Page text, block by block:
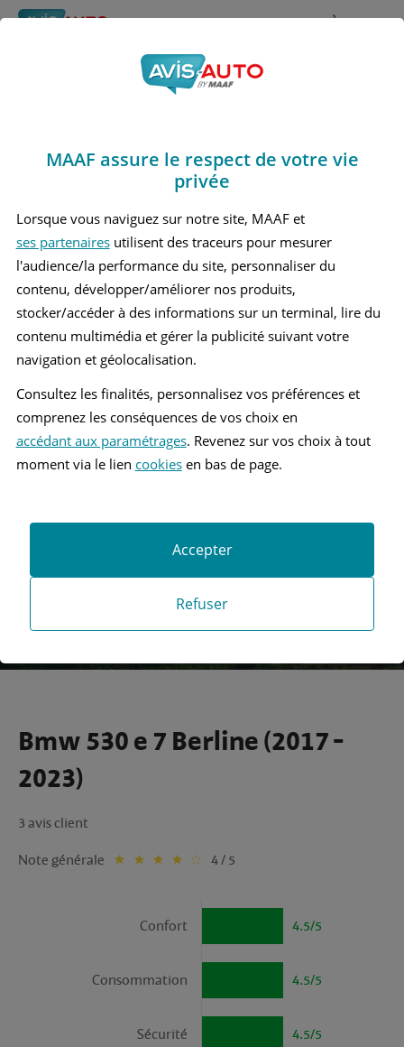
Rechercher À propos
Obtenir un devis d'assurance auto MAAF
Avis Bmw 530 e 7
Berline (2017 - 2023)
Recherche d'un véhicule
Comparer deux véhicules
Recherche
Recherche avancée
Bmw 530 e 7 Berline (2017 -
2023)
3 avis client
Note générale 4 / 5
4.5/5
Confort
4.5/5
Consommation
4.5/5
Sécurité
MAAF assure le respect de votre vie
privée
Lorsque vous naviguez sur notre site, MAAF et
ses partenairesutilisent des traceurs pour mesurer
l'audience/la performance du site, personnaliser du
contenu, développer/améliorer nos produits,
stocker/accéder à des informations sur un terminal, lire du
contenu multimédia et gérer la publicité suivant votre
navigation et géolocalisation.
Consultez les finalités, personnalisez vos préférences et
comprenez les conséquences de vos choix en
accédant aux paramétrages. Revenez sur vos choix à tout
moment via le lien cookiesen bas de page.
Refuser
Accepter